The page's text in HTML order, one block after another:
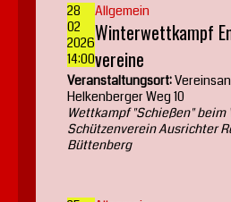
28
02
2026
14:00
Allgemein
Winterwettkampf
vereine
Veranstaltungsort:
Helkenberger Weg 10
Wettkampf "Schießen" beim
Schützenverein Ausrichter
Büttenberg